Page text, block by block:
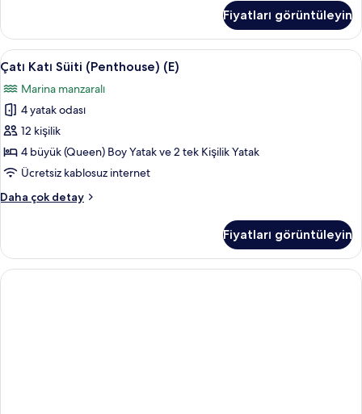
(D)
hakkında
daha
fazla
detay
Fiyatları görüntüleyin
Çatı
Katı
Süiti
(Penthouse)
(E)
için
tüm
görün
Çatı Katı Süiti (Penthouse) (E) |
17
Çatı Katı Süiti (Penthouse) (E)
Marina manzaralı
4 yatak odası
12 kişilik
4 büyük (Queen) Boy Yatak ve 2 tek Kişilik Yatak
Ücretsiz kablosuz internet
Daha çok detay
Çatı
(E)
hakkında
daha
Fiyatları görüntüleyin